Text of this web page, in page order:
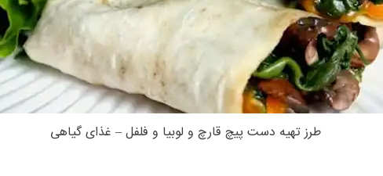
طرز تهیه دست پیچ قارچ و لوبیا و فلفل – غذای گیاهی